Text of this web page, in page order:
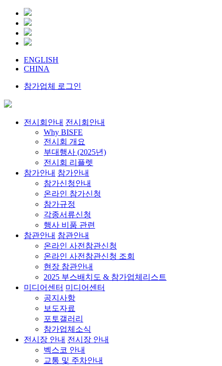
ENGLISH
CHINA
참가업체 로그인
전시회안내 전시회안내
Why BISFE
전시회 개요
부대행사 (2025년)
전시회 리플렛
참가안내 참가안내
참가신청안내
온라인 참가신청
참가규정
각종서류신청
행사 비품 관련
참관안내 참관안내
온라인 사전참관신청
온라인 사전참관신청 조회
현장 참관안내
2025 부스배치도 & 참가업체리스트
미디어센터 미디어센터
공지사항
보도자료
포토갤러리
참가업체소식
전시장 안내 전시장 안내
벡스코 안내
교통 및 주차안내